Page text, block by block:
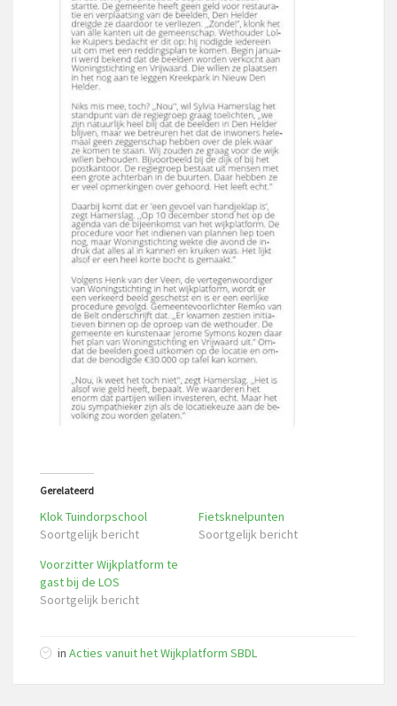
Gerelateerd
Klok Tuindorpschool
Soortgelijk bericht
Fietsknelpunten
Soortgelijk bericht
Voorzitter Wijkplatform te
gast bij de LOS
Soortgelijk bericht
in Acties vanuit het Wijkplatform SBDL